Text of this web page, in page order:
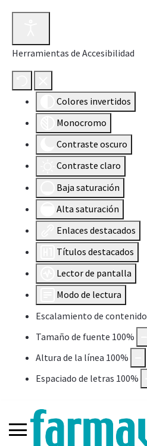
Herramientas de Accesibilidad
Colores invertidos
Monocromo
Contraste oscuro
Contraste claro
Baja saturación
Alta saturación
Enlaces destacados
Títulos destacados
Lector de pantalla
Modo de lectura
Escalamiento de contenido
Tamaño de fuente 100%
Altura de la línea 100%
Espaciado de letras 100%